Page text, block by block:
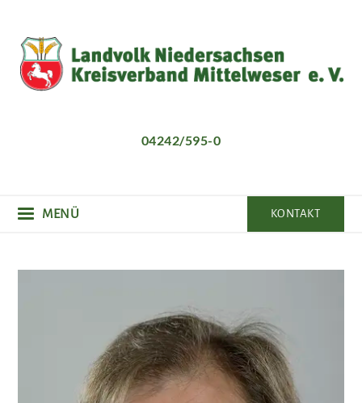
Inhalt
04242/595-0
MENÜ KONTAKT